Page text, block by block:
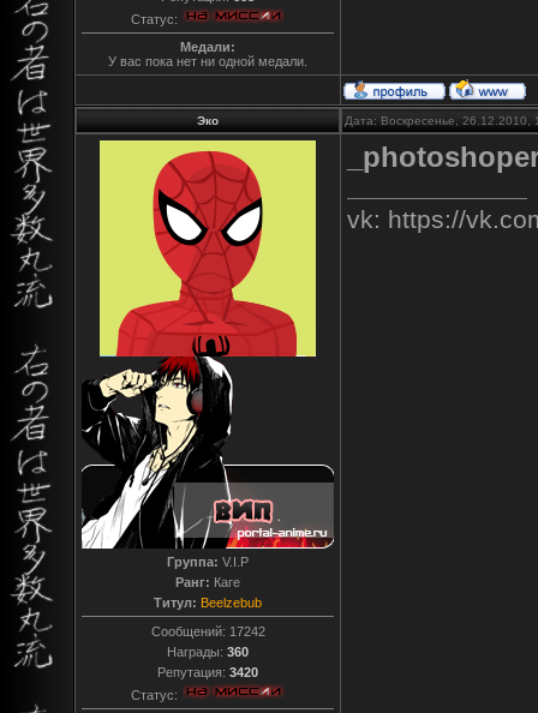
Статус:
Медали:
У вас пока нет ни одной медали.
Эко Дата: Воскресенье,
Группа: V.I.P
Ранг: Каге
Титул: Beelzebub
Сообщений: 17242
Награды: 360
Репутация: 3420
Статус:
vk: https://